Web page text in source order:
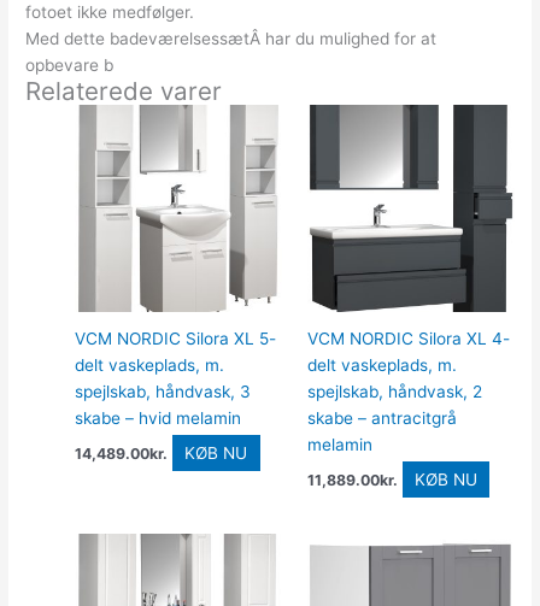
fotoet ikke medfølger.
Med dette badeværelsessætÂ har du mulighed for at
opbevare b
Relaterede varer
VCM NORDIC Silora XL 5-
delt vaskeplads, m.
spejlskab, håndvask, 3
skabe – hvid melamin
14,489.00kr. KØB NU
VCM NORDIC Silora XL 4-
delt vaskeplads, m.
spejlskab, håndvask, 2
skabe – antracitgrå
melamin
11,889.00kr. KØB NU